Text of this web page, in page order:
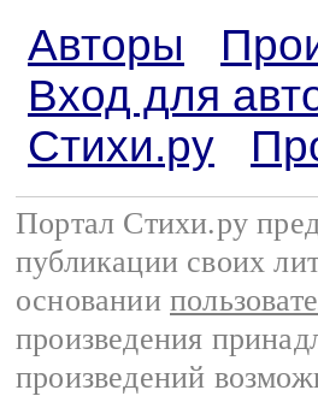
Авторы
Вход для
Стихи.ру
Портал Стихи.ру
публикации своих
основании
произведения
произведений